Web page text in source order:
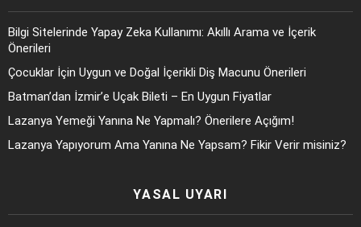
Bilgi Sitelerinde Yapay Zeka Kullanımı: Akıllı Arama ve İçerik
Önerileri
Çocuklar İçin Uygun ve Doğal İçerikli Diş Macunu Önerileri
Batman’dan İzmir’e Uçak Bileti – En Uygun Fiyatlar
Lazanya Yemeği Yanına Ne Yapmalı? Önerilere Açığım!
Lazanya Yapıyorum Ama Yanına Ne Yapsam? Fikir Verir misiniz?
YASAL UYARI